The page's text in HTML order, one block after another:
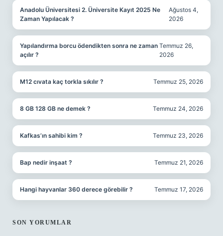
Anadolu Üniversitesi 2. Üniversite Kayıt 2025 Ne
Zaman Yapılacak ?
Ağustos 4,
2026
Yapılandırma borcu ödendikten sonra ne zaman
açılır ?
Temmuz 26,
2026
M12 cıvata kaç torkla sıkılır ? Temmuz 25, 2026
8 GB 128 GB ne demek ? Temmuz 24, 2026
Kafkas’ın sahibi kim ? Temmuz 23, 2026
Bap nedir inşaat ? Temmuz 21, 2026
Hangi hayvanlar 360 derece görebilir ? Temmuz 17, 2026
SON YORUMLAR